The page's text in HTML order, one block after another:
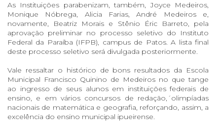
As Instituições parabenizam, também, Joyce Medeiros,
Monique Nóbrega, Alicia Farias, André Medeiros e,
novamente, Beatriz Morais e Stênio Éric Barreto, pela
aprovação preliminar no processo seletivo do Instituto
Federal da Paraíba (IFPB), campus de Patos. A lista final
deste processo seletivo será divulgada posteriormente.
Vale ressaltar o histórico de bons resultados da Escola
Municipal Francisco Quinino de Medeiros no que tange
ao ingresso de seus alunos em instituições federais de
ensino, e em vários concursos de redação,´olimpíadas
nacionais de matemática e geografia, reforçando, assim, a
excelência do ensino municipal ipueirense.